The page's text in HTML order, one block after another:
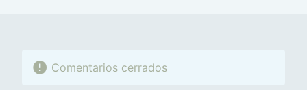
Comentarios cerrados